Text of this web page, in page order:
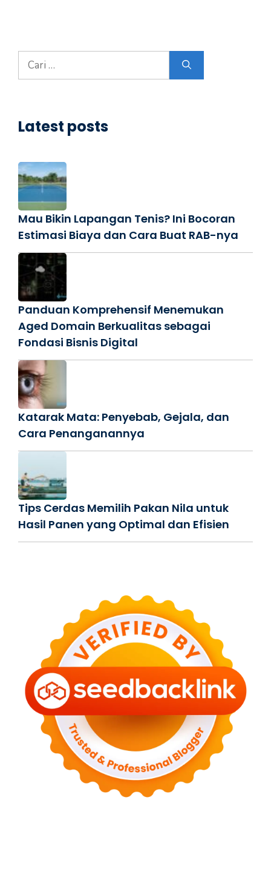
Cari
untuk:
Latest posts
Mau Bikin Lapangan Tenis? Ini Bocoran
Estimasi Biaya dan Cara Buat RAB-nya
Panduan Komprehensif Menemukan
Aged Domain Berkualitas sebagai
Fondasi Bisnis Digital
Katarak Mata: Penyebab, Gejala, dan
Cara Penanganannya
Tips Cerdas Memilih Pakan Nila untuk
Hasil Panen yang Optimal dan Efisien